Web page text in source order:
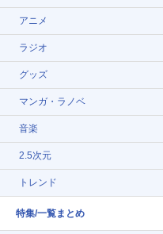
アニメ
ラジオ
グッズ
マンガ・ラノベ
音楽
2.5次元
トレンド
特集/一覧まとめ